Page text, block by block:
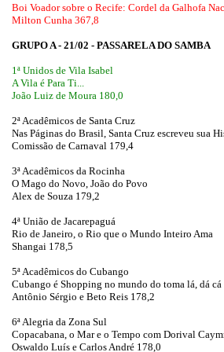
Boi Voador sobre o Recife: Cordel da Galhofa
Milton Cunha 367,8
GRUPO A - 21/02 - PASSARELA DO SAMBA
1ª Unidos de Vila Isabel
A Vila é Para Ti...
João Luiz de Moura 180,0
2ª Acadêmicos de Santa Cruz
Nas Páginas do Brasil, Santa Cruz escreveu sua
Comissão de Carnaval 179,4
3ª Acadêmicos da Rocinha
O Mago do Novo, João do Povo
Alex de Souza 179,2
4ª União de Jacarepaguá
Rio de Janeiro, o Rio que o Mundo Inteiro Ama
Shangai 178,5
5ª Acadêmicos do Cubango
Cubango é Shopping no mundo do toma lá, dá cá
Antônio Sérgio e Beto Reis 178,2
6ª Alegria da Zona Sul
Copacabana, o Mar e o Tempo com Dorival
Oswaldo Luís e Carlos André 178,0